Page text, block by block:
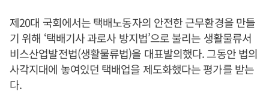
제20대 국회에서는 택배노동자의 안전한 근무환경을 만들
기 위해 ‘택배기사 과로사 방지법’으로 불리는 생활물류서
비스산업발전법(생활물류법)을 대표발의했다. 그동안 법의
사각지대에 놓여있던 택배업을 제도화했다는 평가를 받는
다.